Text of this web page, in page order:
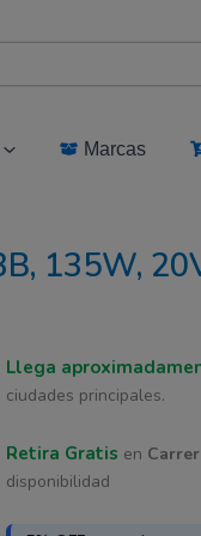
Marcas
135W,
Llega
ciudades principales.
Retira Gratis en
disponibilidad
El
Cargador
Lenovo
135SCC3B,
135W,
6.75A